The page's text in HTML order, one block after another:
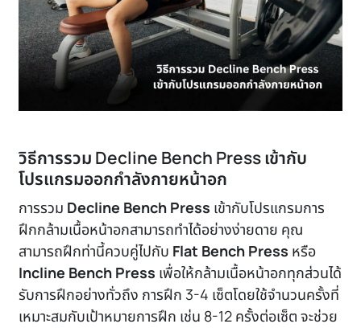
วิธีการรวม Decline Bench Press เข้ากับ
โปรแกรมออกกำลังกายหน้าอก
การรวม Decline Bench Press เข้ากับโปรแกรมการ
ฝึกกล้ามเนื้อหน้าอกสามารถทำได้อย่างง่ายดาย คุณ
สามารถฝึกท่านี้ควบคู่ไปกับ Flat Bench Press หรือ
Incline Bench Press เพื่อให้กล้ามเนื้อหน้าอกทุกส่วนได้
รับการฝึกอย่างทั่วถึง การฝึก 3-4 เซ็ตโดยใช้จำนวนครั้งที่
เหมาะสมกับเป้าหมายการฝึก เช่น 8-12 ครั้งต่อเซ็ต จะช่วย